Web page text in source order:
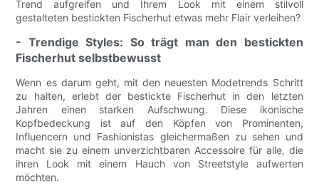
Trend aufgreifen und Ihrem Look mit einem stilvoll
gestalteten bestickten Fischerhut etwas mehr Flair verleihen?
- Trendige Styles: So trägt man den bestickten
Fischerhut selbstbewusst
Wenn es darum geht, mit den neuesten Modetrends Schritt
zu halten, erlebt der bestickte Fischerhut in den letzten
Jahren einen starken Aufschwung. Diese ikonische
Kopfbedeckung ist auf den Köpfen von Prominenten,
Influencern und Fashionistas gleichermaßen zu sehen und
macht sie zu einem unverzichtbaren Accessoire für alle, die
ihren Look mit einem Hauch von Streetstyle aufwerten
möchten.